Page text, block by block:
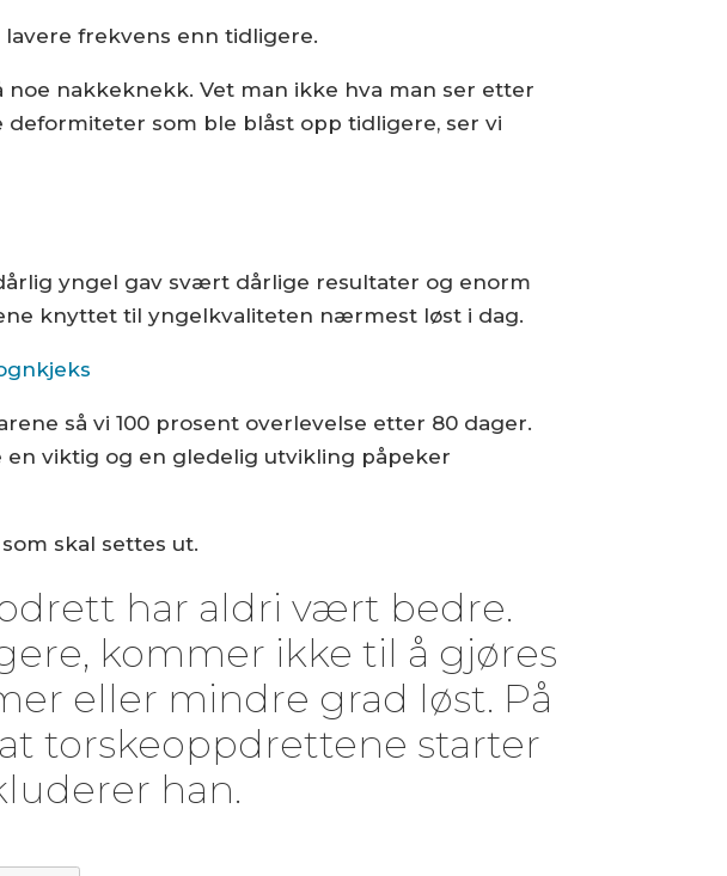
frekvens enn tidligere.
nakkeknekk. Vet man ikke hva man ser etter
som ble blåst opp tidligere, ser vi
yngel gav svært dårlige resultater og enorm
knyttet til yngelkvaliteten nærmest løst i dag.
så vi 100 prosent overlevelse etter 80 dager.
viktig og en gledelig utvikling påpeker
skal settes ut.
har aldri vært bedre.
kommer ikke til å gjøres
eller mindre grad løst. På
torskeoppdrettene starter
han.